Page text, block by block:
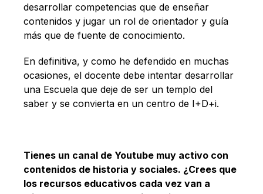
desarrollar competencias que de enseñar
contenidos y jugar un rol de orientador y guía
más que de fuente de conocimiento.
En definitiva, y como he defendido en muchas
ocasiones, el docente debe intentar desarrollar
una Escuela que deje de ser un templo del
saber y se convierta en un centro de I+D+i.
Tienes un canal de Youtube muy activo con
contenidos de historia y sociales. ¿Crees que
los recursos educativos cada vez van a